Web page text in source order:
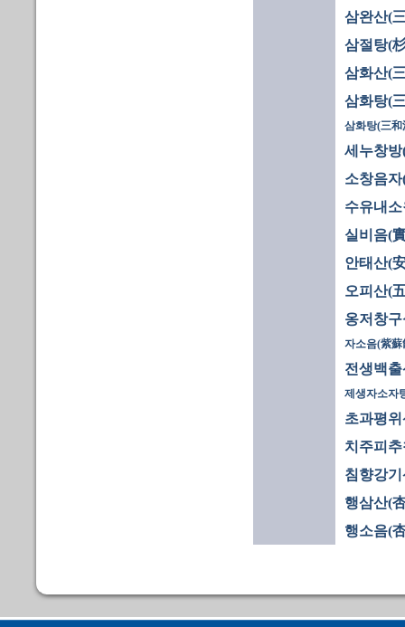
삼완산(
삼절탕(
삼화산(
삼화탕(
삼화탕(三和
세누창
소창음
수유내
실비음(
안태산(
오피산(
옹저창
자소음(紫蘇
전생백
제생자소자
초과평
치주피
침향강
행삼산(
행소음(